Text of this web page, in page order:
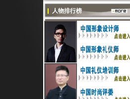
人物排行榜